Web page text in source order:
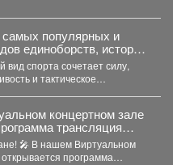
самых популярных и
единоборств, история
не одно столетие.
вид спорта сочетает силу,
и тактическое
концертном зале
трансляция
«Споём любимое и
программа